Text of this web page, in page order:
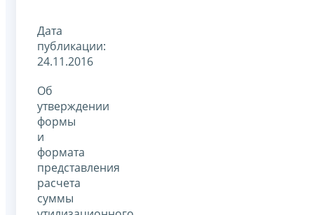
Дата
публикации:
24.11.2016
Об
утверждении
формы
и
формата
представления
расчета
суммы